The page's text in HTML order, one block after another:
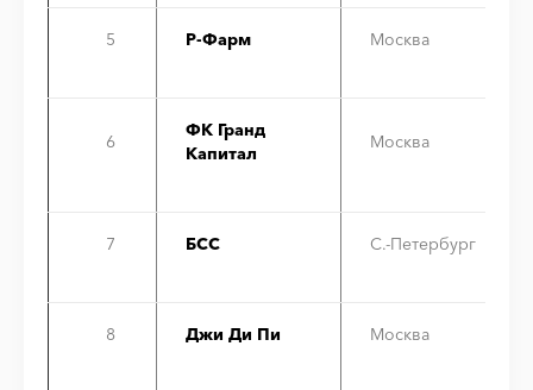
5 Р-Фарм Москва
6
ФК Гранд
Капитал
Москва
7 БСС С.-Петербург
8 Джи Ди Пи Москва